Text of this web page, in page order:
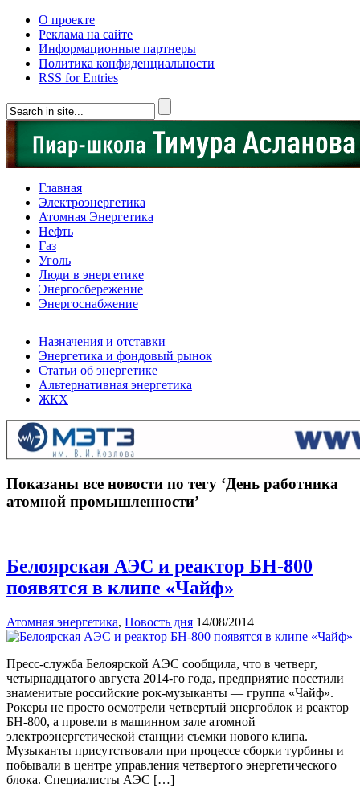
О проекте
Реклама на сайте
Информационные партнеры
Политика конфиденциальности
RSS for Entries
Главная
Электроэнергетика
Атомная Энергетика
Нефть
Газ
Уголь
Люди в энергетике
Энергосбережение
Энергоснабжение
Назначения и отставки
Энергетика и фондовый рынок
Статьи об энергетике
Альтернативная энергетика
ЖКХ
Показаны все новости по тегу ‘День работника
атомной промышленности’
Белоярская АЭС и реактор БН-800
появятся в клипе «Чайф»
Атомная энергетика, Новость дня 14/08/2014
Пресс-служба Белоярской АЭС сообщила, что в четверг,
четырнадцатого августа 2014-го года, предприятие посетили
знаменитые российские рок-музыканты — группа «Чайф».
Рокеры не просто осмотрели четвертый энергоблок и реактор
БН-800, а провели в машинном зале атомной
электроэнергетической станции съемки нового клипа.
Музыканты присутствовали при процессе сборки турбины и
побывали в центре управления четвертого энергетического
блока. Специалисты АЭС […]